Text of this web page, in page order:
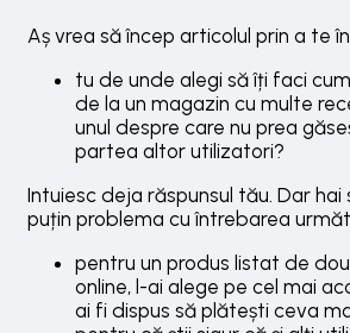
Aș vrea să încep articolul prin a te
tu de unde alegi să îți faci
de la un magazin cu multe
unul despre care nu prea
partea altor utilizatori?
Intuiesc deja răspunsul tău. Dar
puțin problema cu întrebarea
pentru un produs listat de
online, l-ai alege pe cel mai
ai fi dispus să plătești ceva